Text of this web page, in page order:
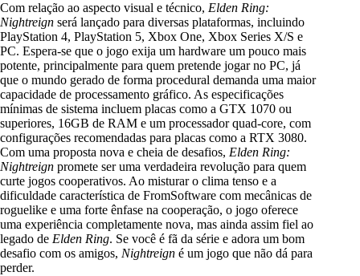
Com relação ao aspecto visual e técnico, Elden Ring:
Nightreign será lançado para diversas plataformas, incluindo
PlayStation 4, PlayStation 5, Xbox One, Xbox Series X/S e
PC. Espera-se que o jogo exija um hardware um pouco mais
potente, principalmente para quem pretende jogar no PC, já
que o mundo gerado de forma procedural demanda uma maior
capacidade de processamento gráfico. As especificações
mínimas de sistema incluem placas como a GTX 1070 ou
superiores, 16GB de RAM e um processador quad-core, com
configurações recomendadas para placas como a RTX 3080.
Com uma proposta nova e cheia de desafios, Elden Ring:
Nightreign promete ser uma verdadeira revolução para quem
curte jogos cooperativos. Ao misturar o clima tenso e a
dificuldade característica de FromSoftware com mecânicas de
roguelike e uma forte ênfase na cooperação, o jogo oferece
uma experiência completamente nova, mas ainda assim fiel ao
legado de Elden Ring. Se você é fã da série e adora um bom
desafio com os amigos, Nightreign é um jogo que não dá para
perder.